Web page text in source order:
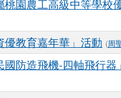
園農工高級中等學校
教育嘉年華」活動 (周
防造飛機-四軸飛行